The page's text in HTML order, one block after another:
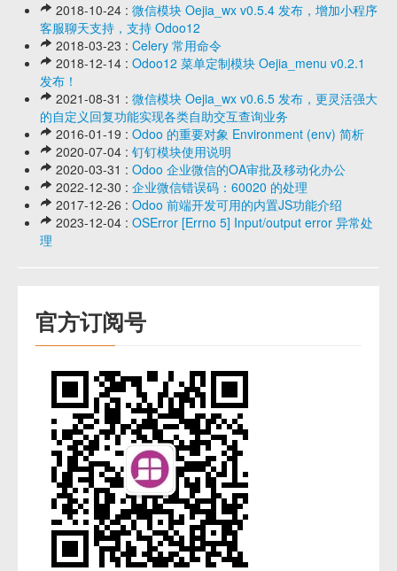
2018-10-24 : 微信模块 Oejia_wx v0.5.4 发布，增加小程序
客服聊天支持，支持 Odoo12
2018-03-23 : Celery 常用命令
2018-12-14 : Odoo12 菜单定制模块 Oejia_menu v0.2.1
发布！
2021-08-31 : 微信模块 Oejia_wx v0.6.5 发布，更灵活强大
的自定义回复功能实现各类自助交互查询业务
2016-01-19 : Odoo 的重要对象 Environment (env) 简析
2020-07-04 : 钉钉模块使用说明
2020-03-31 : Odoo 企业微信的OA审批及移动化办公
2022-12-30 : 企业微信错误码：60020 的处理
2017-12-26 : Odoo 前端开发可用的内置JS功能介绍
2023-12-04 : OSError [Errno 5] Input/output error 异常处
理
官方订阅号